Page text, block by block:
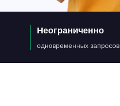
Неограниченно
одновременных запросов